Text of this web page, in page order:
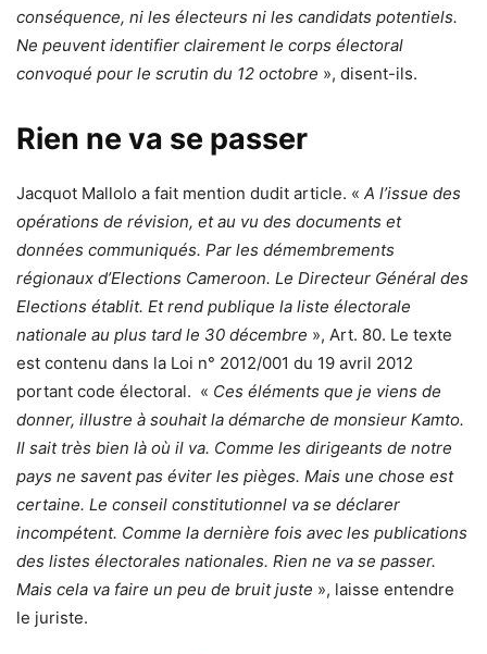
conséquence, ni les électeurs ni les candidats potentiels.
Ne peuvent identifier clairement le corps électoral
convoqué pour le scrutin du 12 octobre », disent-ils.
Rien ne va se passer
Jacquot Mallolo a fait mention dudit article. « A l’issue des
opérations de révision, et au vu des documents et
données communiqués. Par les démembrements
régionaux d’Elections Cameroon. Le Directeur Général des
Elections établit. Et rend publique la liste électorale
nationale au plus tard le 30 décembre », Art. 80. Le texte
est contenu dans la Loi n° 2012/001 du 19 avril 2012
portant code électoral. « Ces éléments que je viens de
donner, illustre à souhait la démarche de monsieur Kamto.
Il sait très bien là où il va. Comme les dirigeants de notre
pays ne savent pas éviter les pièges. Mais une chose est
certaine. Le conseil constitutionnel va se déclarer
incompétent. Comme la dernière fois avec les publications
des listes électorales nationales. Rien ne va se passer.
Mais cela va faire un peu de bruit juste », laisse entendre
le juriste.